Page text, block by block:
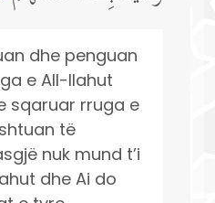
dhe penguan
e All-llahut
sqaruar rruga e
të
nuk mund t’i
dhe Ai do